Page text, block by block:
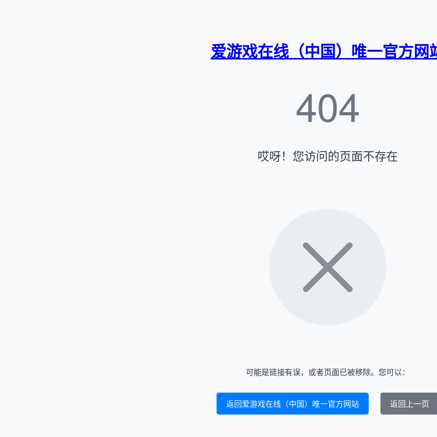
爱游戏在线（中国）唯一官方网
404
哎呀！您访问的页面不存在
可能是链接有误，或者页面已被移除。您可以：
返回爱游戏在线（中国）唯一官方网站 返回上一页